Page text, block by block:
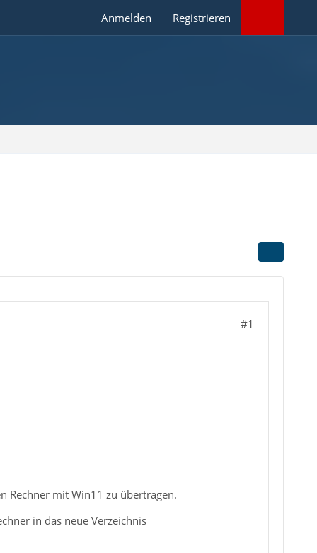
Anmelden Registrieren
#1
Rechner mit Win11 zu übertragen.
in das neue Verzeichnis